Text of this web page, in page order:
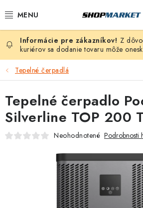
na
VÍRIVÉ VANE
SAUNY
BAZÉNY
NAFUKOVACIE VÍRIVKY
DEZINFEKCIA A ČISTENIE
Z
kuriérov sa dodanie tovaru môže
Tepelné čerpadlá
Tepelné čerpadlo
Silverline TOP 200
Neohodnotené Podrobnosti